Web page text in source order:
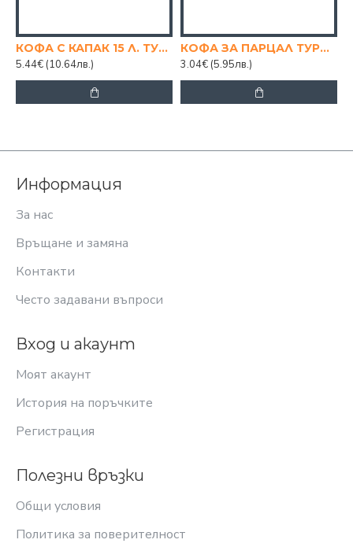
КОФА С КАПАК 15 Л. ТУРСКА
5.44€ (10.64лв.)
КОФА ЗА ПАРЦАЛ ТУРСКА, КРЪГЛА
3.04€ (5.95лв.)
Информация
За нас
Връщане и замяна
Контакти
Често задавани въпроси
Вход и акаунт
Моят акаунт
История на поръчките
Регистрация
Полезни връзки
Общи условия
Политика за поверителност